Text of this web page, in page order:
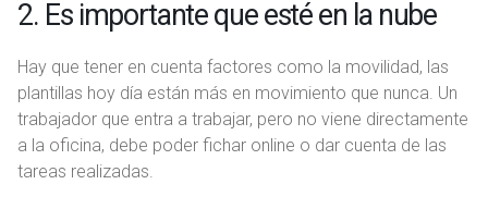
2. Es importante que esté en la nube
Hay que tener en cuenta factores como la movilidad, las
plantillas hoy día están más en movimiento que nunca. Un
trabajador que entra a trabajar, pero no viene directamente
a la oficina, debe poder fichar online o dar cuenta de las
tareas realizadas.